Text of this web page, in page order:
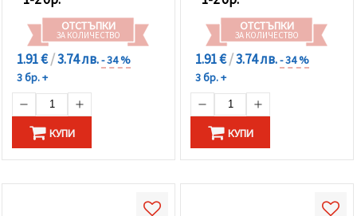
ОТСТЪПКИ
ЗА КОЛИЧЕСТВО
1.91 €/3.74 лв.- 34 %
3 бр. +
КУПИ
ОТСТЪПКИ
ЗА КОЛИЧЕСТВО
1.91 €/3.74 лв.- 34 %
3 бр. +
КУПИ